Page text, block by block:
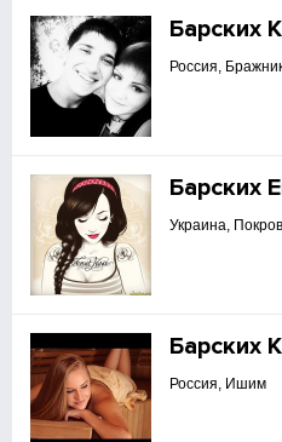
Барских
Россия,
Барских
Украина,
Барских
Россия, Ишим